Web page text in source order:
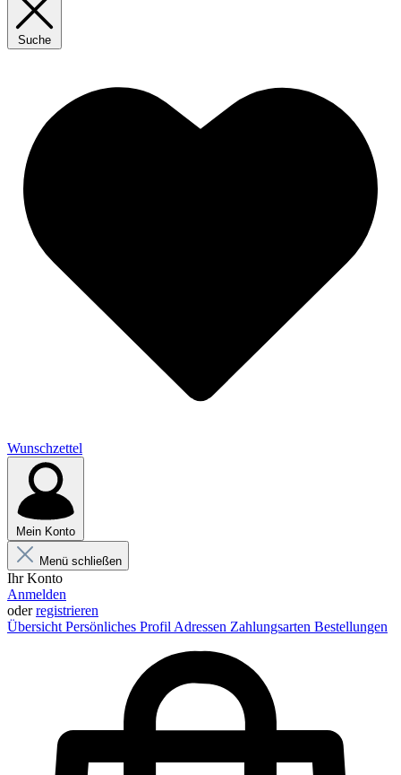
Suche
Wunschzettel
Mein Konto
Menü schließen
Ihr Konto
Anmelden
oderregistrieren
Übersicht Persönliches Profil Adressen Zahlungsarten Bestellungen